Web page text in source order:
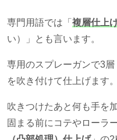
専門用語では「 複層仕上
い）」とも言います。
専用のスプレーガンで3
を吹き付けて仕上げます。
吹きつけたあと何も手を
固まる前にコテやローラ